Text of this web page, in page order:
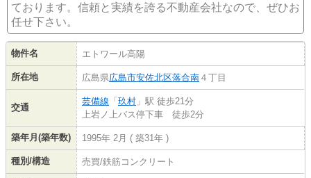
ております。信頼と実績を誇る不動産会社なので、ぜひお
任せ下さい。
物件名 エトワール高陽
所在地 広島県広島市安佐北区落合南 ４丁目
交通
芸備線 「玖村 」駅 徒歩21分
上岩ノ上バス停下車 徒歩2分
築年月(築年数) 1995年 2月 ( 築31年 )
種別/構造 売買/鉄筋コンクリート